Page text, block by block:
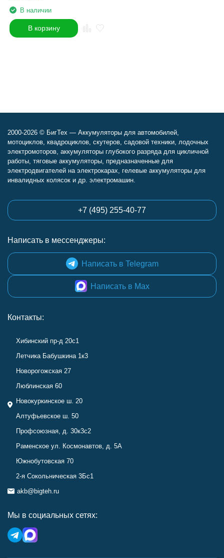
В наличии
В корзину
2000-2026 © БигТех — Аккумуляторы для автомобилей,
мотоциклов, квадроциклов, скутеров, садовой техники, лодочных
электромоторов, аккумуляторы глубокого разряда для цикличной
работы, тяговые аккумуляторы, предназначенные для
электродвигателей на электрокарах, гелевые аккумуляторы для
инвалидных колясок и др. электромашин.
+7 (495) 255-40-77
Написать в мессенджеры:
Написать в Telegram
Написать в Max
Контакты:
Хибинский пр-д 20с1
Летчика Бабушкина 1к3
Новорогожская 27
Люблинская 60
Новокуркинское ш. 20
Алтуфьевское ш. 50
Профсоюзная, д. 30к3с2
Раменское ул. Космонавтов, д. 5А
Южнобутовская 70
2-я Сокольническая 3Бс1
akb@bigteh.ru
Мы в социальных сетях: